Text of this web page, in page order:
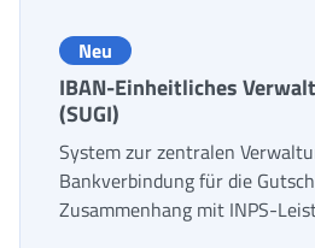
Neu
IBAN-Einheitliches
(SUGI)
System zur zentralen
Bankverbindung für die
Zusammenhang mit INPS-